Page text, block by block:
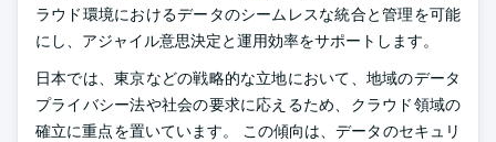
ラウド環境におけるデータのシームレスな統合と管理を可能
にし、アジャイル意思決定と運用効率をサポートします。
日本では、東京などの戦略的な立地において、地域のデータ
プライバシー法や社会の要求に応えるため、クラウド領域の
確立に重点を置いています。 この傾向は、データのセキュリ